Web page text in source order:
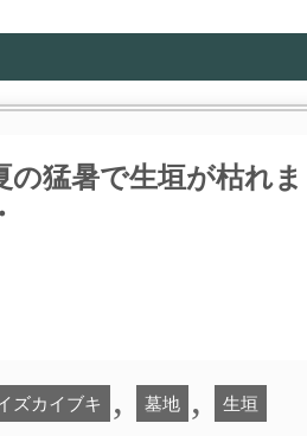
の猛暑で生垣が枯れま
ズカイブキ , 墓地 , 生垣